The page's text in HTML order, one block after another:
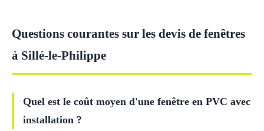
Questions courantes sur les devis de fenêtres
à Sillé-le-Philippe
Quel est le coût moyen d'une fenêtre en PVC avec
installation ?